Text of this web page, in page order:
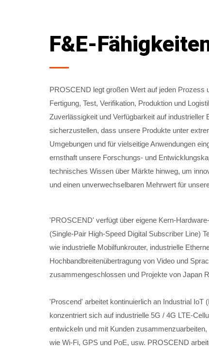
F&E-
PROSCEND legt großen Wert auf jeden Prozess
Fertigung, Test, Verifikation, Produktion und
Zuverlässigkeit und Verfügbarkeit auf industrieller
sicherzustellen, dass unsere Produkte unter
Umgebungen und für vielseitige Anwendungen
ernsthaft unsere Forschungs- und
technisches Wissen über Märkte hinweg, um
und einen unverwechselbaren Mehrwert für
'PROSCEND' verfügt über eigene Kern-
(Single-Pair High-Speed Digital Subscriber Line)
wie industrielle Mobilfunkrouter, industrielle
Hochbandbreitenübertragung von Video und
zusammengeschlossen und Projekte von Japan
'Proscend' arbeitet kontinuierlich an Industrial
konzentriert sich auf industrielle 5G / 4G LTE-
entwickeln und mit Kunden
wie Wi-Fi, GPS und PoE, usw. PROSCEND